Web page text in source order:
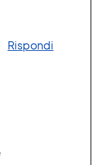
Rispondi